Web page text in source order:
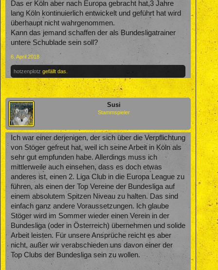
Das er Köln aber nach Europa gebracht hat,3 Jahre
lang Köln kontinuierlich entwickelt und geführt hat wird
überhaupt nicht wahrgenommen.
Kann das jemand schaffen der als Bundesligatrainer
untere Schublade sein soll?
6. April 2018
hotzenplotz gefällt das.
Susi
Stammspieler
Ich war einer derjenigen, der sich über die Verpflichtung
von Stöger gefreut hat, weil ich seine Arbeit in Köln als
sehr gut empfunden habe. Allerdings muss ich
mittlerweile auch einsehen, dass es doch etwas
anderes ist, einen 2. Liga Club in die Europa League zu
führen, als einen der Top Vereine der Bundesliga auf
einem absolutem Spitzen Niveau zu halten. Das sind
einfach ganz andere Voraussetzungen. Ich glaube
Stöger wird im Sommer wieder einen Verein in der
Bundesliga (oder in Österreich) übernehmen und solide
Arbeit leisten. Für unsere Ansprüche reicht es aber
nicht, außer wir verabschieden uns davon einer der
Top Clubs der Bundesliga sein zu wollen.